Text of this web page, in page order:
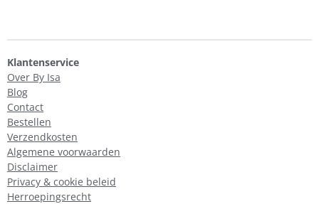
Klantenservice
Over By Isa
Blog
Contact
Bestellen
Verzendkosten
Algemene voorwaarden
Disclaimer
Privacy & cookie beleid
Herroepingsrecht